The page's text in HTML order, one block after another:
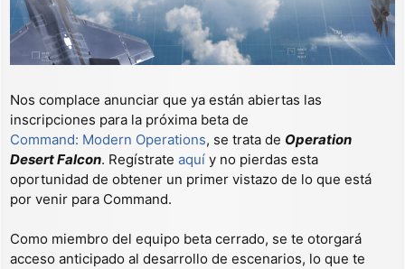
Nos complace anunciar que ya están abiertas las
inscripciones para la próxima beta de
Command: Modern Operations, se trata de Operation
Desert Falcon. Regístrate aquí y no pierdas esta
oportunidad de obtener un primer vistazo de lo que está
por venir para Command.
Como miembro del equipo beta cerrado, se te otorgará
acceso anticipado al desarrollo de escenarios, lo que te